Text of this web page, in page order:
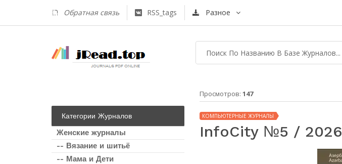
Обратная связь RSS_tags Разное
Категории Журналов
Женские журналы
-- Вязание и шитьё
-- Мама и Дети
Просмотров: 147
КОМПЬЮТЕРНЫЕ ЖУРНАЛЫ
InfoCity №5 / 2026